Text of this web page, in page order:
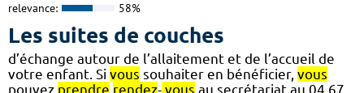
relevance: 58%
Les suites de couches
d’échange autour de l’allaitement et de l’accueil de
votre enfant. Si vous souhaiter en bénéficier, vous
pouvez prendre rendez- vous au secrétariat au 04 67